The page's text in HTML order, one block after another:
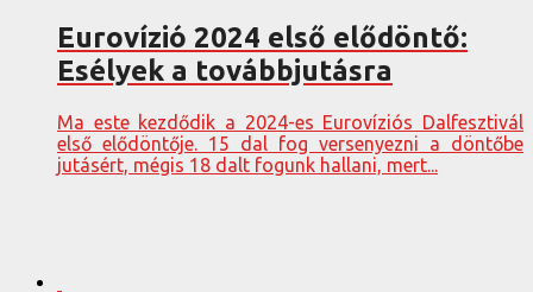
Eurovízió 2024 első elődöntő:
Esélyek a továbbjutásra
Ma este kezdődik a 2024-es Eurovíziós Dalfesztivál
első elődöntője. 15 dal fog versenyezni a döntőbe
jutásért, mégis 18 dalt fogunk hallani, mert...